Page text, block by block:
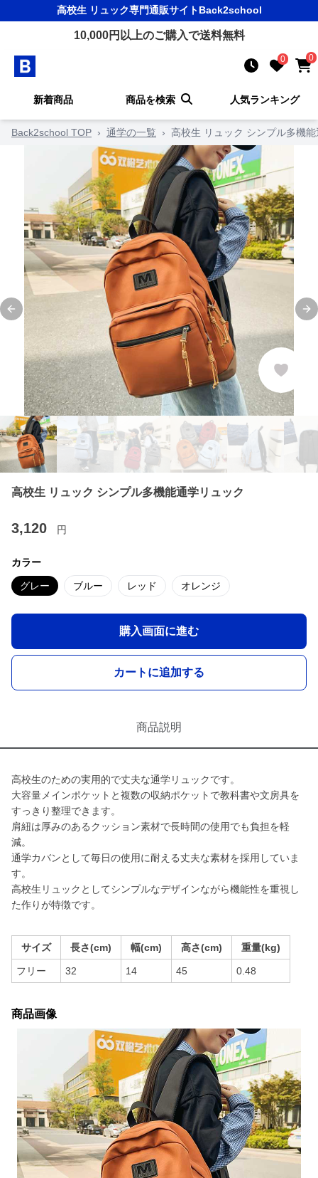
高校生 リュック専門通販サイトBack2school
10,000円以上のご購入で送料無料
0 0
新着商品 商品を検索 人気ランキング
Back2school TOP › 通学の一覧 › 高校生 リュック シンプル多機
Previous slide
高校生 リュック シンプル多機能通学リュック
3,120 円
カラー
グレー ブルー レッド オレンジ
購入画面に進む
カートに追加する
商品説明
高校生のための実用的で丈夫な通学リュックです。
大容量メインポケットと複数の収納ポケットで教科書や文房具を
すっきり整理できます。
肩紐は厚みのあるクッション素材で長時間の使用でも負担を軽
減。
通学カバンとして毎日の使用に耐える丈夫な素材を採用していま
す。
高校生リュックとしてシンプルなデザインながら機能性を重視し
た作りが特徴です。
サイズ 長さ(cm) 幅(cm) 高さ(cm) 重量(kg)
フリー 32 14 45 0.48
商品画像